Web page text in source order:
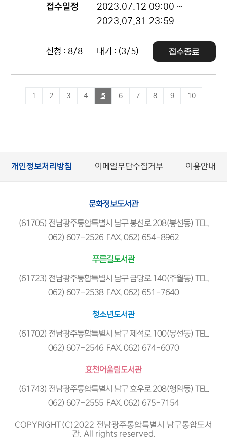
접수일정
2023.07.12 09:00 ~
2023.07.31 23:59
신청 : 8/8 대기 : (3/5) 접수종료
1 2 3 4 5 6 7 8 9 10
개인정보처리방침 이메일무단수집거부 이용안내
문화정보도서관
(61705) 전남광주통합특별시 남구 봉선로 208(봉선동) TEL.
062) 607-2526 FAX. 062) 654-8962
푸른길도서관
(61723) 전남광주통합특별시 남구 금당로 140(주월동) TEL.
062) 607-2538 FAX. 062) 651-7640
청소년도서관
(61702) 전남광주통합특별시 남구 제석로 100(봉선동) TEL.
062) 607-2546 FAX. 062) 674-6070
효천어울림도서관
(61743) 전남광주통합특별시 남구 효우로 208(행암동) TEL.
062) 607-2555 FAX. 062) 675-7154
COPYRIGHT(C)2022 전남광주통합특별시 남구통합도서
관. All rights reserved.